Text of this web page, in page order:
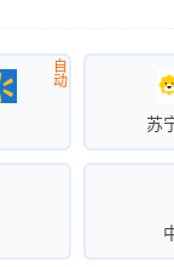
自
动
苏